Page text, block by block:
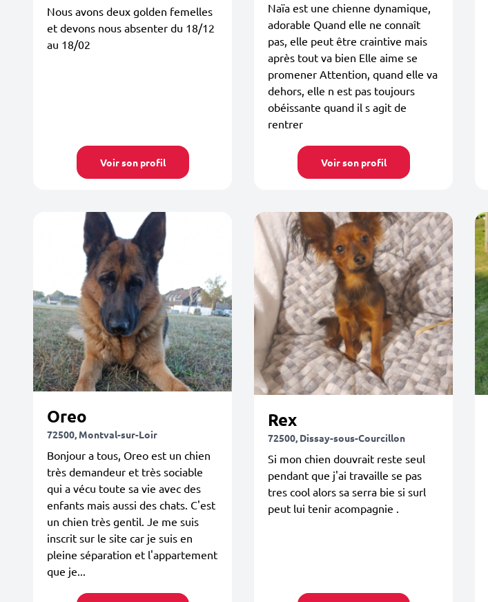
Nous avons deux golden femelles
et devons nous absenter du 18/12
au 18/02
Voir son profil
Naïa est une chienne dynamique,
adorable Quand elle ne connaît
pas, elle peut être craintive mais
après tout va bien Elle aime se
promener Attention, quand elle va
dehors, elle n est pas toujours
obéissante quand il s agit de
rentrer
Voir son profil
Oreo
72500, Montval-sur-Loir
Bonjour a tous, Oreo est un chien
très demandeur et très sociable
qui a vécu toute sa vie avec des
enfants mais aussi des chats. C'est
un chien très gentil. Je me suis
inscrit sur le site car je suis en
pleine séparation et l'appartement
que je...
Rex
72500, Dissay-sous-Courcillon
Si mon chien douvrait reste seul
pendant que j'ai travaille se pas
tres cool alors sa serra bie si surl
peut lui tenir acompagnie .